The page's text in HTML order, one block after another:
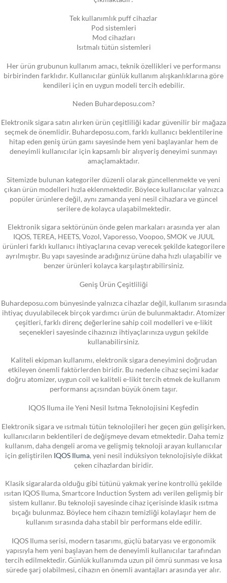
Tek kullanımlık puff cihazlar
Pod sistemleri
Mod cihazları
Isıtmalı tütün sistemleri
Her ürün grubunun kullanım amacı, teknik özellikleri ve performansı
birbirinden farklıdır. Kullanıcılar günlük kullanım alışkanlıklarına göre
kendileri için en uygun modeli tercih edebilir.
Neden Buhardeposu.com?
Elektronik sigara satın alırken ürün çeşitliliği kadar güvenilir bir mağaza
seçmek de önemlidir. Buhardeposu.com, farklı kullanıcı beklentilerine
hitap eden geniş ürün gamı sayesinde hem yeni başlayanlar hem de
deneyimli kullanıcılar için kapsamlı bir alışveriş deneyimi sunmayı
amaçlamaktadır.
Sitemizde bulunan kategoriler düzenli olarak güncellenmekte ve yeni
çıkan ürün modelleri hızla eklenmektedir. Böylece kullanıcılar yalnızca
popüler ürünlere değil, aynı zamanda yeni nesil cihazlara ve güncel
serilere de kolayca ulaşabilmektedir.
Elektronik sigara sektörünün önde gelen markaları arasında yer alan
IQOS, TEREA, HEETS, Vozol, Vaporesso, Voopoo, SMOK ve JUUL
ürünleri farklı kullanıcı ihtiyaçlarına cevap verecek şekilde kategorilere
ayrılmıştır. Bu yapı sayesinde aradığınız ürüne daha hızlı ulaşabilir ve
benzer ürünleri kolayca karşılaştırabilirsiniz.
Geniş Ürün Çeşitliliği
Buhardeposu.com bünyesinde yalnızca cihazlar değil, kullanım sırasında
ihtiyaç duyulabilecek birçok yardımcı ürün de bulunmaktadır. Atomizer
çeşitleri, farklı direnç değerlerine sahip coil modelleri ve e-likit
seçenekleri sayesinde cihazınızı ihtiyaçlarınıza uygun şekilde
kullanabilirsiniz.
Kaliteli ekipman kullanımı, elektronik sigara deneyimini doğrudan
etkileyen önemli faktörlerden biridir. Bu nedenle cihaz seçimi kadar
doğru atomizer, uygun coil ve kaliteli e-likit tercih etmek de kullanım
performansı açısından büyük önem taşır.
IQOS Iluma ile Yeni Nesil Isıtma Teknolojisini Keşfedin
Elektronik sigara ve ısıtmalı tütün teknolojileri her geçen gün gelişirken,
kullanıcıların beklentileri de değişmeye devam etmektedir. Daha temiz
kullanım, daha dengeli aroma ve gelişmiş teknoloji arayan kullanıcılar
için geliştirilen IQOS Iluma, yeni nesil indüksiyon teknolojisiyle dikkat
çeken cihazlardan biridir.
Klasik sigaralarda olduğu gibi tütünü yakmak yerine kontrollü şekilde
ısıtan IQOS Iluma, Smartcore Induction System adı verilen gelişmiş bir
sistem kullanır. Bu teknoloji sayesinde cihaz içerisinde klasik ısıtma
bıçağı bulunmaz. Böylece hem cihazın temizliği kolaylaşır hem de
kullanım sırasında daha stabil bir performans elde edilir.
IQOS Iluma serisi, modern tasarımı, güçlü bataryası ve ergonomik
yapısıyla hem yeni başlayan hem de deneyimli kullanıcılar tarafından
tercih edilmektedir. Günlük kullanımda uzun pil ömrü sunması ve kısa
sürede şarj olabilmesi, cihazın en önemli avantajları arasında yer alır.